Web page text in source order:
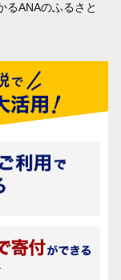
るANAのふるさと